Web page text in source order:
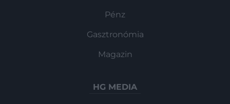
Pénz
Gasztronómia
Magazin
HG MEDIA